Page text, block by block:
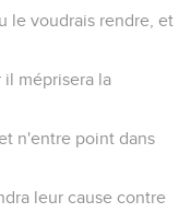
le voudrais rendre, et
méprisera la
n'entre point dans
leur cause contre